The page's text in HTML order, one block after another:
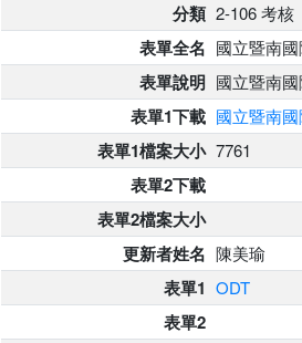
分類 2-106 考核
表單全名 國立暨南
表單說明 國立暨南
表單1下載 國立暨南
表單1檔案大小 7761
表單2下載
表單2檔案大小
更新者姓名 陳美瑜
表單1 ODT
表單2